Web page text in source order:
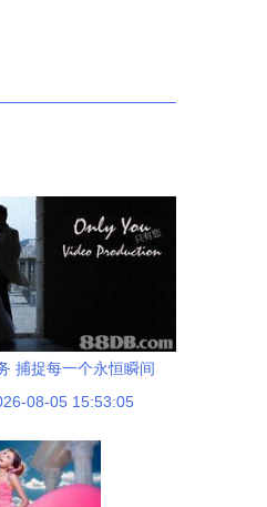
捕捉每一个永恒瞬间
08-05 15:53:05